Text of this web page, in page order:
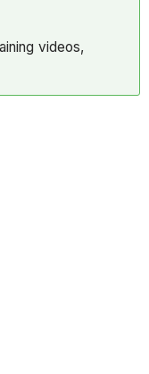
videos,